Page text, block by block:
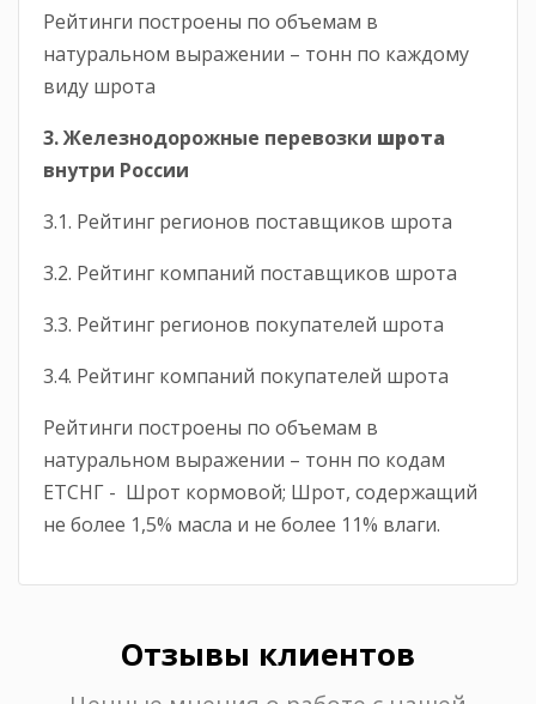
Рейтинги построены по объемам в
натуральном выражении – тонн по каждому
виду шрота
3. Железнодорожные перевозки шрота
внутри России
3.1. Рейтинг регионов поставщиков шрота
3.2. Рейтинг компаний поставщиков шрота
3.3. Рейтинг регионов покупателей шрота
3.4. Рейтинг компаний покупателей шрота
Рейтинги построены по объемам в
натуральном выражении – тонн по кодам
ЕТСНГ - Шрот кормовой; Шрот, содержащий
не более 1,5% масла и не более 11% влаги.
Отзывы клиентов